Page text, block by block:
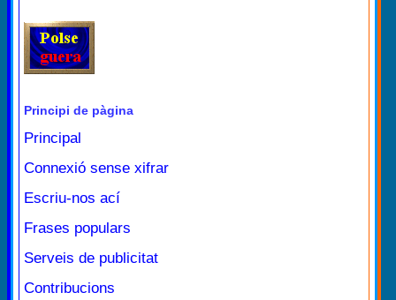
Principi de pàgina
Principal
Connexió sense xifrar
Escriu-nos ací
Frases populars
Serveis de publicitat
Contribucions